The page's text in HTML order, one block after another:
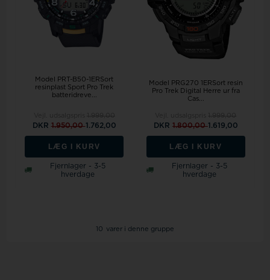
Model PRT-B50-1ERSort
resinplast Sport Pro Trek
batteridreve...
DKR 1.950,001.762,00
LÆG I KURV
Fjernlager - 3-5
hverdage
Model PRG270 1ERSort resin
Pro Trek Digital Herre ur fra
Cas...
DKR 1.800,001.619,00
LÆG I KURV
Fjernlager - 3-5
hverdage
10 varer i denne gruppe